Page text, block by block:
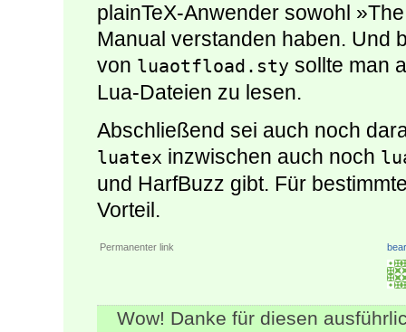
plainTeX-Anwender sowohl
Manual verstanden haben. Und
von luaotfload.sty sollte man
Lua-Dateien zu lesen.
Abschließend sei auch noch
luatex inzwischen auch noch
und HarfBuzz gibt. Für
Vorteil.
Permanenter link
Wow! Danke für diesen